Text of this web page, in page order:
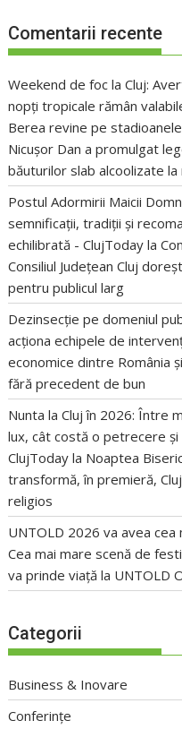
Comentarii recente
Weekend de foc la Cluj:
nopți tropicale rămân
Berea revine pe
Nicușor Dan a promulgat
băuturilor slab alcoolizate la
Postul Adormirii Maicii
semnificații, tradiții și
echilibrată - ClujToday la
Consiliul Județean Cluj
pentru publicul larg
Dezinsecție pe domeniul
acționa echipele de
economice dintre România
fără precedent de bun
Nunta la Cluj în 2026: Între
lux, cât costă o petrecere
ClujToday la Noaptea
transformă, în premieră,
religios
UNTOLD 2026 va avea cea
Cea mai mare scenă de
va prinde viață la UNTOLD
Categorii
Business & Inovare
Conferințe